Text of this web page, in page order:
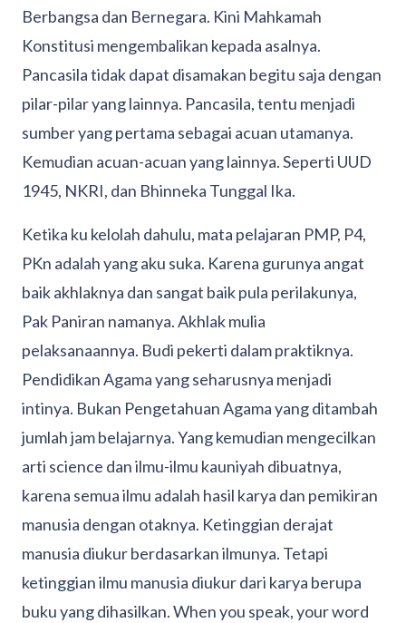
Berbangsa dan Bernegara. Kini Mahkamah
Konstitusi mengembalikan kepada asalnya.
Pancasila tidak dapat disamakan begitu saja dengan
pilar-pilar yang lainnya. Pancasila, tentu menjadi
sumber yang pertama sebagai acuan utamanya.
Kemudian acuan-acuan yang lainnya. Seperti UUD
1945, NKRI, dan Bhinneka Tunggal Ika.
Ketika ku kelolah dahulu, mata pelajaran PMP, P4,
PKn adalah yang aku suka. Karena gurunya angat
baik akhlaknya dan sangat baik pula perilakunya,
Pak Paniran namanya. Akhlak mulia
pelaksanaannya. Budi pekerti dalam praktiknya.
Pendidikan Agama yang seharusnya menjadi
intinya. Bukan Pengetahuan Agama yang ditambah
jumlah jam belajarnya. Yang kemudian mengecilkan
arti science dan ilmu-ilmu kauniyah dibuatnya,
karena semua ilmu adalah hasil karya dan pemikiran
manusia dengan otaknya. Ketinggian derajat
manusia diukur berdasarkan ilmunya. Tetapi
ketinggian ilmu manusia diukur dari karya berupa
buku yang dihasilkan. When you speak, your word